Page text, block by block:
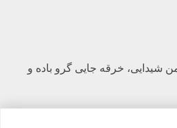
شیدایی، خرقه جایی گرو باده و